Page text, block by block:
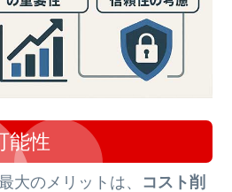
能性
大のメリットは、 コスト削